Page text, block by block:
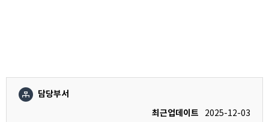
담당부서
최근업데이트
2025-12-03